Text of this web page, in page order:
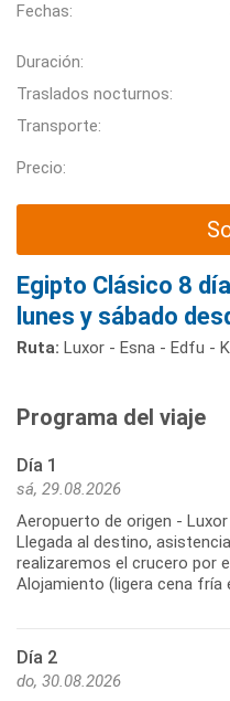
Fechas:
Duración:
Traslados nocturnos:
Transporte:
Precio:
Egipto Clásico 8
lunes y sábado
Ruta: Luxor - Esna - Edfu -
Programa del viaje
Día 1
sá, 29.08.2026
Aeropuerto de origen - Luxor
Llegada al destino,
realizaremos el crucero por
Alojamiento (ligera cena fría
Día 2
do, 30.08.2026